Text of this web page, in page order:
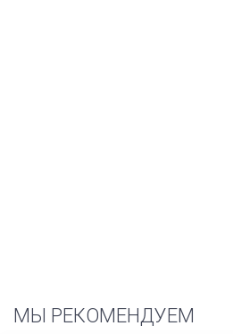
МЫ РЕКОМЕНДУЕМ